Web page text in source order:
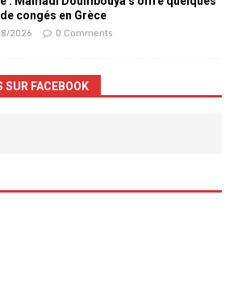
congés en Grèce
2026 0 Comments
FACEBOOK